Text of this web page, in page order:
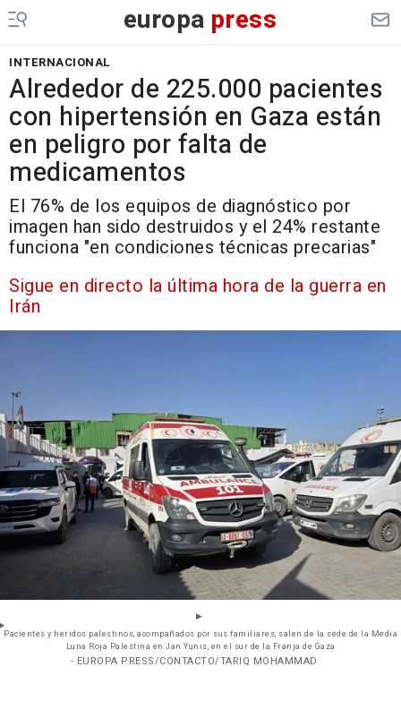
europa press
INTERNACIONAL
Alrededor de 225.000 pacientes
con hipertensión en Gaza están
en peligro por falta de
medicamentos
El 76% de los equipos de diagnóstico por
imagen han sido destruidos y el 24% restante
funciona "en condiciones técnicas precarias"
Sigue en directo la última hora de la guerra en
Irán
Pacientes y heridos palestinos, acompañados por sus familiares, salen de la sede de la Media
Luna Roja Palestina en Jan Yunis, en el sur de la Franja de Gaza
- EUROPA PRESS/CONTACTO/TARIQ MOHAMMAD